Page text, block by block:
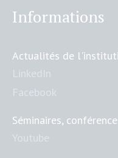
Informations
Actualités de
Séminaires,